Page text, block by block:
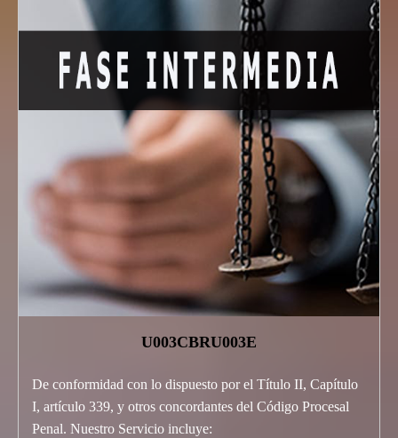
U003CBRU003E
De conformidad con lo dispuesto por el Título II, Capítulo
I, artículo 339, y otros concordantes del Código Procesal
Penal. Nuestro Servicio incluye: